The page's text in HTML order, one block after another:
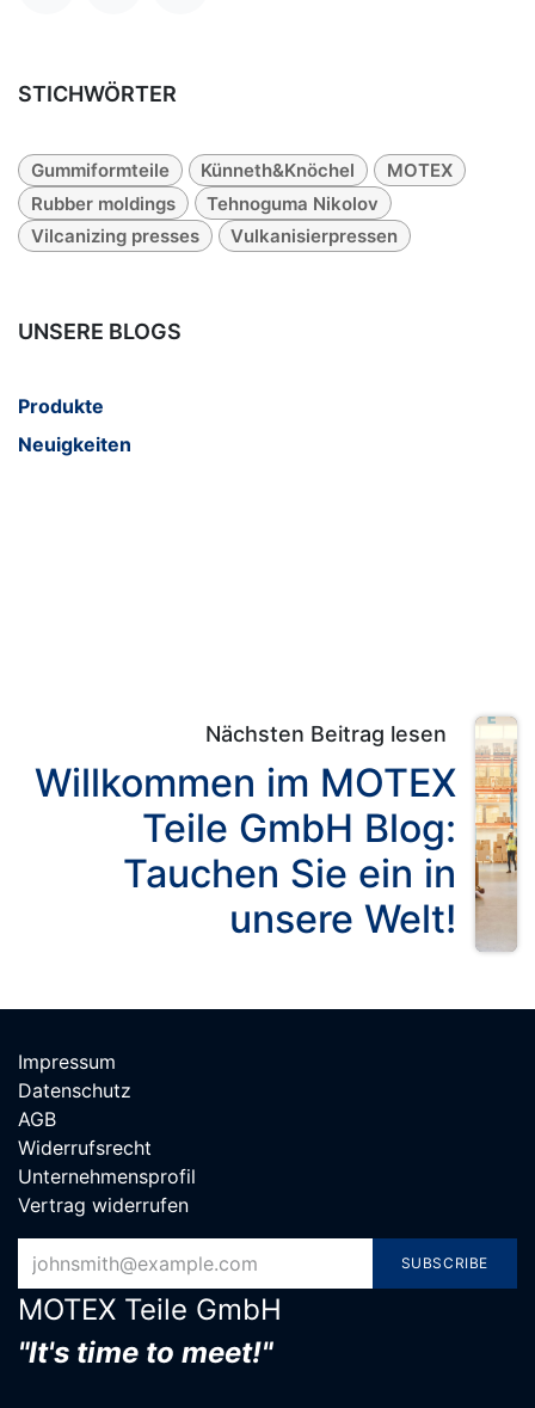
STICHWÖRTER
Gummiformteile Künneth&Knöchel
MOTEX
Rubber moldings
Tehnoguma Nikolov
Vilcanizing presses
Vulkanisierpressen
UNSERE BLOGS
Produkte
Neuigkeiten
Nächsten Beitrag lesen
Willkommen im MOTEX
Teile GmbH Blog:
Tauchen Sie ein in
unsere Welt!
Impressum
Datenschutz
AGB
Widerrufsrecht
Unternehmensprofil
Vertrag widerrufen
SUBSCRIBE
MOTEX Teile G​mbH
"It's time to meet!"